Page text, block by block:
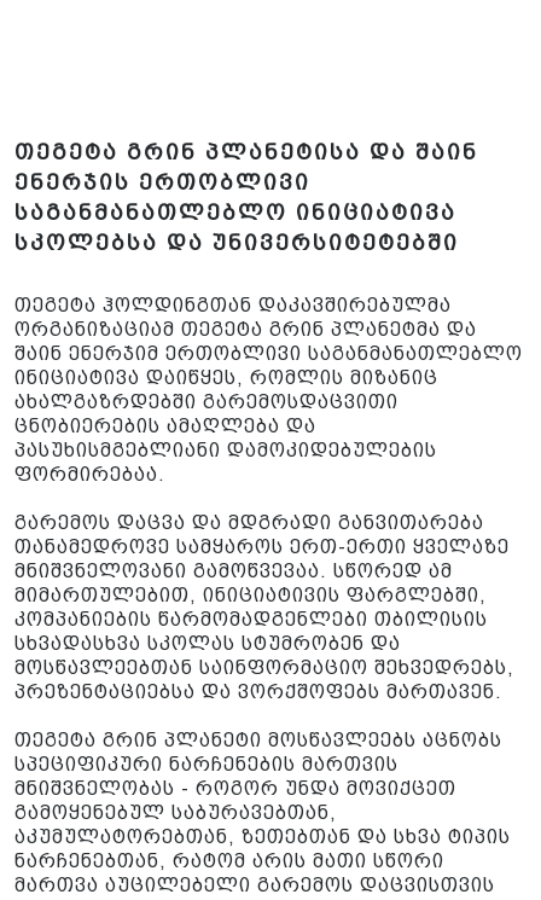
თეგეტა გრინ პლანეტისა და შაინ
ენერჯის ერთობლივი
საგანმანათლებლო ინიციატივა
სკოლებსა და უნივერსიტეტებში
თეგეტა ჰოლდინგთან დაკავშირებულმა
ორგანიზაციამ თეგეტა გრინ პლანეტმა და
შაინ ენერჯიმ ერთობლივი საგანმანათლებლო
ინიციატივა დაიწყეს, რომლის მიზანიც
ახალგაზრდებში გარემოსდაცვითი
ცნობიერების ამაღლება და
პასუხისმგებლიანი დამოკიდებულების
ფორმირებაა.
გარემოს დაცვა და მდგრადი განვითარება
თანამედროვე სამყაროს ერთ-ერთი ყველაზე
მნიშვნელოვანი გამოწვევაა. სწორედ ამ
მიმართულებით, ინიციატივის ფარგლებში,
კომპანიების წარმომადგენლები თბილისის
სხვადასხვა სკოლას სტუმრობენ და
მოსწავლეებთან საინფორმაციო შეხვედრებს,
პრეზენტაციებსა და ვორქშოფებს მართავენ.
თეგეტა გრინ პლანეტი მოსწავლეებს აცნობს
სპეციფიკური ნარჩენების მართვის
მნიშვნელობას - როგორ უნდა მოვიქცეთ
გამოყენებულ საბურავებთან,
აკუმულატორებთან, ზეთებთან და სხვა ტიპის
ნარჩენებთან, რატომ არის მათი სწორი
მართვა აუცილებელი გარემოს დაცვისთვის